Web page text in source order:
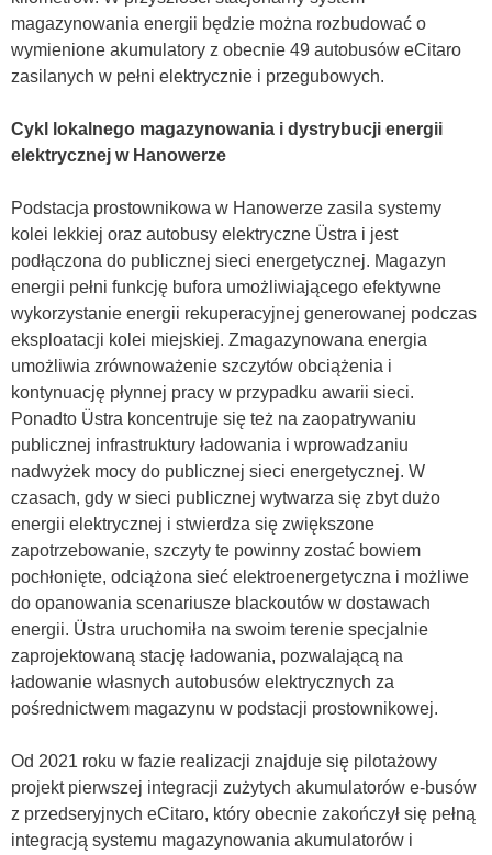
magazynowania energii będzie można rozbudować o
wymienione akumulatory z obecnie 49 autobusów eCitaro
zasilanych w pełni elektrycznie i przegubowych.
Cykl lokalnego magazynowania i dystrybucji energii
elektrycznej w Hanowerze
Podstacja prostownikowa w Hanowerze zasila systemy
kolei lekkiej oraz autobusy elektryczne Üstra i jest
podłączona do publicznej sieci energetycznej. Magazyn
energii pełni funkcję bufora umożliwiającego efektywne
wykorzystanie energii rekuperacyjnej generowanej podczas
eksploatacji kolei miejskiej. Zmagazynowana energia
umożliwia zrównoważenie szczytów obciążenia i
kontynuację płynnej pracy w przypadku awarii sieci.
Ponadto Üstra koncentruje się też na zaopatrywaniu
publicznej infrastruktury ładowania i wprowadzaniu
nadwyżek mocy do publicznej sieci energetycznej. W
czasach, gdy w sieci publicznej wytwarza się zbyt dużo
energii elektrycznej i stwierdza się zwiększone
zapotrzebowanie, szczyty te powinny zostać bowiem
pochłonięte, odciążona sieć elektroenergetyczna i możliwe
do opanowania scenariusze blackoutów w dostawach
energii. Üstra uruchomiła na swoim terenie specjalnie
zaprojektowaną stację ładowania, pozwalającą na
ładowanie własnych autobusów elektrycznych za
pośrednictwem magazynu w podstacji prostownikowej.
Od 2021 roku w fazie realizacji znajduje się pilotażowy
projekt pierwszej integracji zużytych akumulatorów e-busów
z przedseryjnych eCitaro, który obecnie zakończył się pełną
integracją systemu magazynowania akumulatorów i